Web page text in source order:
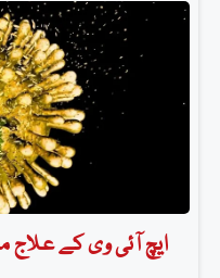
ایچ آئی وی کے علاج